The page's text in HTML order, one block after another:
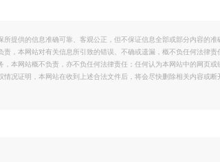
提供的信息准确可靠、客观公正，但不保证信息全部或部分内容的准
，本网站对有关信息所引致的错误、不确或遗漏，概不负任何法律责
本网站概不负责，亦不负任何法律责任；任何认为本网站中的网页或
况证明，本网站在收到上述合法文件后，将会尽快删除相关内容或断